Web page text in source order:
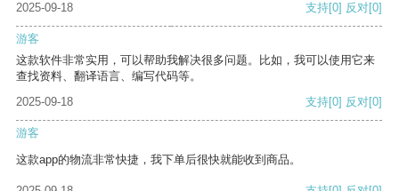
2025-09-18
支持[0] 反对[0]
游客
这款软件非常实用，可以帮助我解决很多问题。比如，我可以使用它来
查找资料、翻译语言、编写代码等。
2025-09-18
支持[0] 反对[0]
游客
这款app的物流非常快捷，我下单后很快就能收到商品。